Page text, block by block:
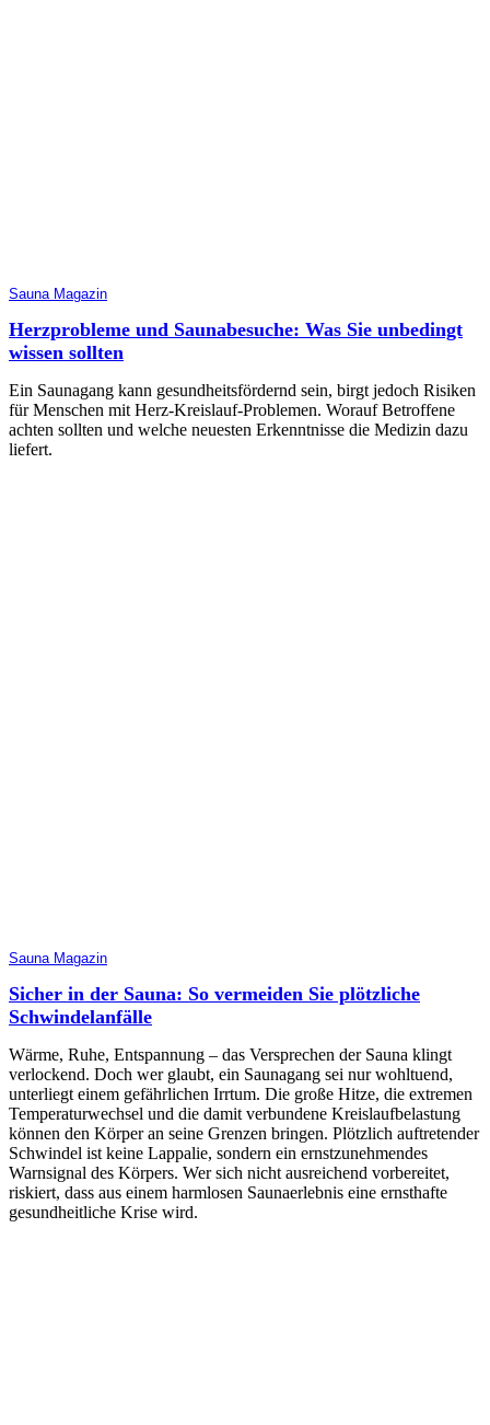
Sauna Magazin
Herzprobleme und Saunabesuche: Was Sie unbedingt
wissen sollten
Ein Saunagang kann gesundheitsfördernd sein, birgt jedoch Risiken
für Menschen mit Herz-Kreislauf-Problemen. Worauf Betroffene
achten sollten und welche neuesten Erkenntnisse die Medizin dazu
liefert.
Sauna Magazin
Sicher in der Sauna: So vermeiden Sie plötzliche
Schwindelanfälle
Wärme, Ruhe, Entspannung – das Versprechen der Sauna klingt
verlockend. Doch wer glaubt, ein Saunagang sei nur wohltuend,
unterliegt einem gefährlichen Irrtum. Die große Hitze, die extremen
Temperaturwechsel und die damit verbundene Kreislaufbelastung
können den Körper an seine Grenzen bringen. Plötzlich auftretender
Schwindel ist keine Lappalie, sondern ein ernstzunehmendes
Warnsignal des Körpers. Wer sich nicht ausreichend vorbereitet,
riskiert, dass aus einem harmlosen Saunaerlebnis eine ernsthafte
gesundheitliche Krise wird.